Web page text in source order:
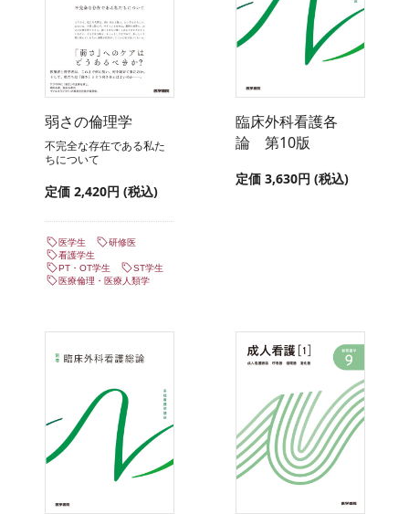
弱さの倫理学
不完全な存在である私た
ちについて
定価 2,420円 (税込)
医学生
研修医
看護学生
PT・OT学生
ST学生
医療倫理・医療人類学
臨床外科看護各
論 第10版
定価 3,630円 (税込)